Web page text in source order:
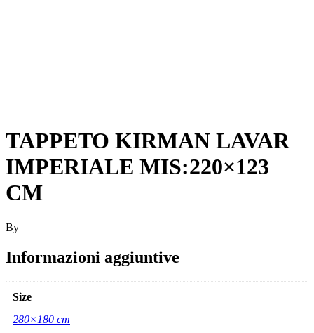
TAPPETO KIRMAN LAVAR
IMPERIALE MIS:220×123
CM
By
Informazioni aggiuntive
Size
280×180 cm